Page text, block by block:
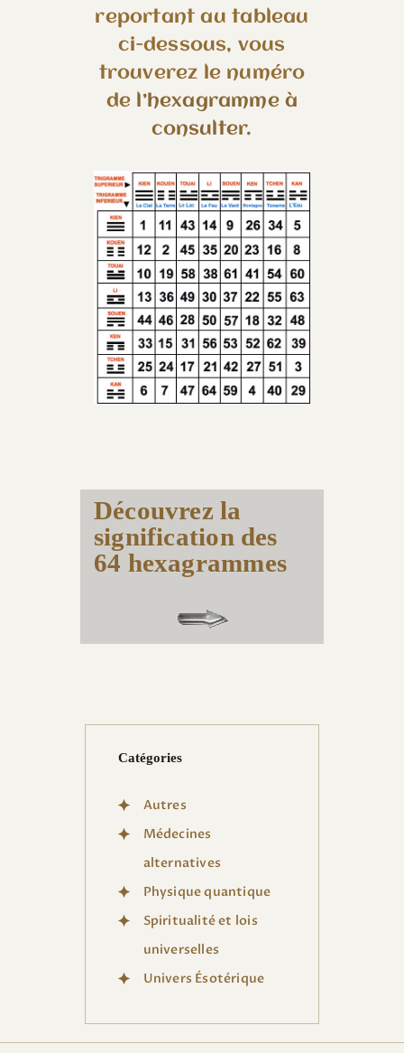
reportant au tableau
ci-dessous, vous
trouverez le numéro
de l’hexagramme à
consulter.
Découvrez la
signification des
64 hexagrammes
Catégories
Autres
Médecines
alternatives
Physique quantique
Spiritualité et lois
universelles
Univers Ésotérique